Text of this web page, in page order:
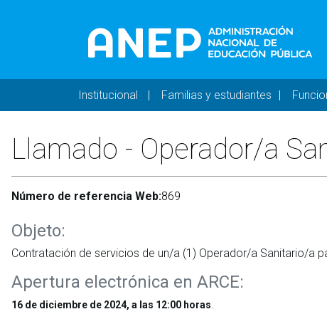
Navegación principal -
Institucional Familias y estudiantes
Llamado - Operador/a
Número de referencia Web:869
Objeto:
Contratación de servicios de un/a (1) Operador/a Sanitario/a
Apertura electrónica en ARCE:
16 de diciembre de 2024, a las 12:00 horas.